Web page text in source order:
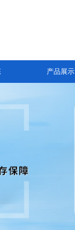
产品展示